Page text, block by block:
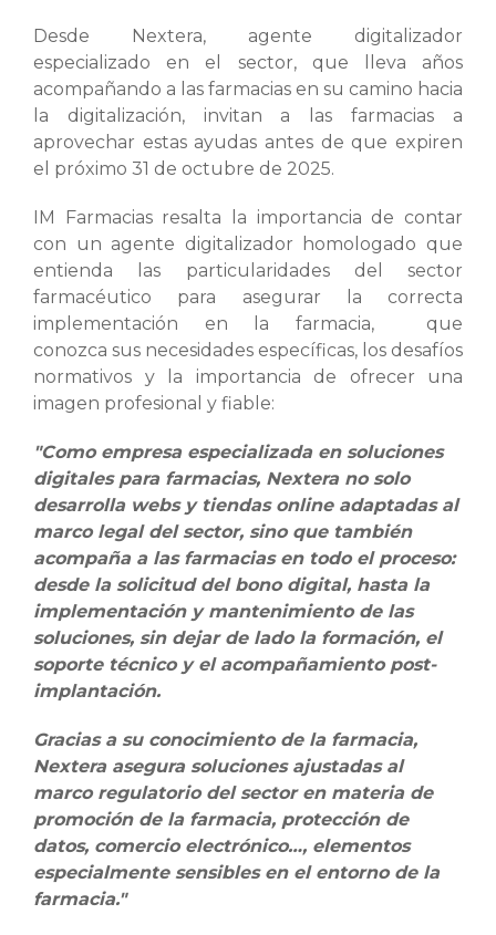
Desde Nextera, agente digitalizador
especializado en el sector, que lleva años
acompañando a las farmacias en su camino hacia
la digitalización, invitan a las farmacias a
aprovechar estas ayudas antes de que expiren
el próximo 31 de octubre de 2025.
IM Farmacias resalta la importancia de contar
con un agente digitalizador homologado que
entienda las particularidades del sector
farmacéutico para asegurar la correcta
implementación en la farmacia, que
conozca sus necesidades específicas, los desafíos
normativos y la importancia de ofrecer una
imagen profesional y fiable:
"Como empresa especializada en soluciones
digitales para farmacias, Nextera no solo
desarrolla webs y tiendas online adaptadas al
marco legal del sector, sino que también
acompaña a las farmacias en todo el proceso:
desde la solicitud del bono digital, hasta la
implementación y mantenimiento de las
soluciones, sin dejar de lado la formación, el
soporte técnico y el acompañamiento post-
implantación.
Gracias a su conocimiento de la farmacia,
Nextera asegura soluciones ajustadas al
marco regulatorio del sector en materia de
promoción de la farmacia, protección de
datos, comercio electrónico…, elementos
especialmente sensibles en el entorno de la
farmacia."